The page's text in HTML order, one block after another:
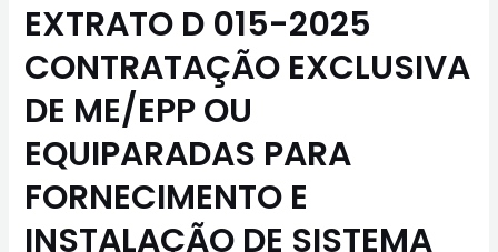
EXTRATO D 015-2025
CONTRATAÇÃO EXCLUSIVA
DE ME/EPP OU
EQUIPARADAS PARA
FORNECIMENTO E
INSTALAÇÃO DE SISTEMA